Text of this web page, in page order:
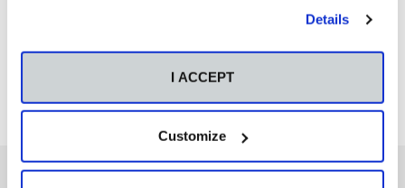
Details
I ACCEPT
Customize